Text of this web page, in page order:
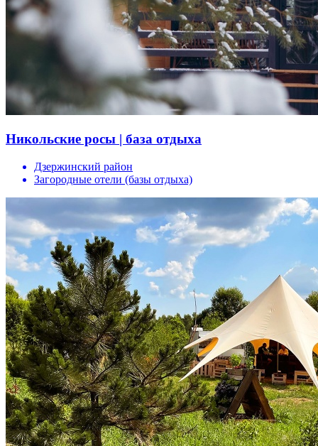
Никольские росы | база отдыха
Дзержинский район
Загородные отели (базы отдыха)